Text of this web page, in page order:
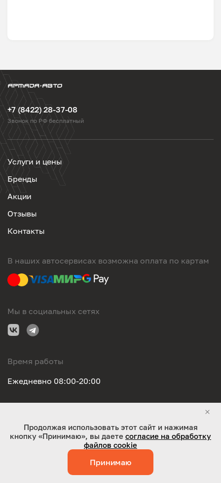
+7 (8422) 28-37-08
Звонок по РФ бесплатный
Услуги и цены
Бренды
Акции
Отзывы
Контакты
В наших автосервисах возможна оплата по картам
Мы в социальных сетях
Время работы
Ежедневно 08:00-20:00
ООО "Оригинал-сервис". Все права защищены 2026
Работает на технологиях:Jaky
Продолжая использовать этот сайт и нажимая
кнопку «Принимаю», вы даете согласие на обработку
файлов cookie
Принимаю